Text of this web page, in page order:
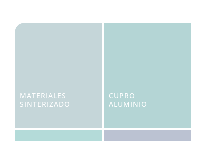
MATERIALES
SINTERIZADO
CUPRO
ALUMINIO